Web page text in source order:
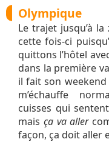
Olympique
Le trajet jusqu’à
cette fois-ci
quittons l’hôtel
dans la première
il fait son
m’échauffe
cuisses qui
mais ça va aller
façon, ça doit aller